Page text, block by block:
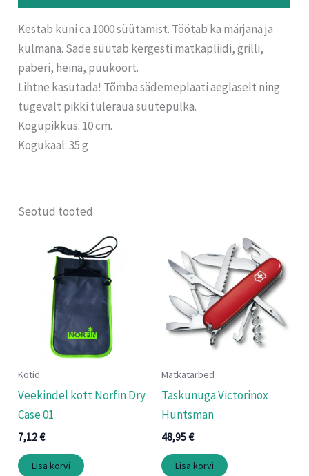
Kestab kuni ca 1000 süütamist. Töötab ka märjana ja
külmana. Säde süütab kergesti matkapliidi, grilli,
paberi, heina, puukoort.
Lihtne kasutada! Tõmba sädemeplaati aeglaselt ning
tugevalt pikki tuleraua süütepulka.
Kogupikkus: 10 cm.
Kogukaal: 35 g
Seotud tooted
Kotid
Veekindel kott Norfin Dry
Case 01
7,12€
Lisa korvi
Matkatarbed
Taskunuga Victorinox
Huntsman
48,95€
Lisa korvi